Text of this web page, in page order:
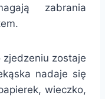
zabrania
zostaje
nadaje się
wieczko,